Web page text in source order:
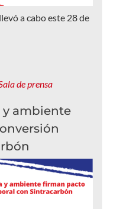
a cabo este 28 de
de prensa
y ambiente